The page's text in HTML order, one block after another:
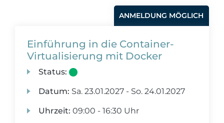
ANMELDUNG MÖGLICH
Einführung in die Container-
Virtualisierung mit Docker
Status:
Datum: Sa. 23.01.2027 - So. 24.01.2027
Uhrzeit: 09:00 - 16:30 Uhr